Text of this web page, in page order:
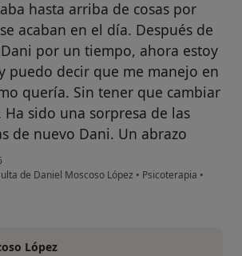
hasta arriba de cosas por
acaban en el día. Después de
por un tiempo, ahora estoy
puedo decir que me manejo en
quería. Sin tener que cambiar
Ha sido una sorpresa de las
de nuevo Dani. Un abrazo
de Daniel Moscoso López • Psicoterapia •
Calpe
López